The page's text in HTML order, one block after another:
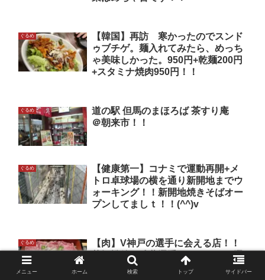
ぐるめ
【韓国】再訪 寒かったのでスンド
ゥブチゲ。麺入れてみたら、めっち
ゃ美味しかった。950円+乾麺200円
+スタミナ焼肉950円！！
ぐるめ
道の駅 但馬のまほろば 茶すり庵
＠朝来市！！
ぐるめ
【健康第一】コナミで運動再開+メ
トロ卓球場の横を通り新開地までウ
ォーキング！！新開地焼きそばオー
プンしてましｔ！！(^^)v
ぐるめ
【肉】V神戸の選手に会える店！！
札幌戦後も武藤選手とトゥーレル選
手が来てたみたい。限定10食 近江
メニュー ホーム 検索 トップ サイドバー